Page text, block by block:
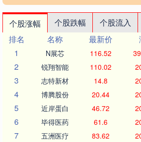
个股涨幅 个股跌幅 个股流入
排名
名称 最新价
1
N展芯 116.52
2 锐翔智能 110.02
3 志特新材 14.8
4 博腾股份 20.44
5 近岸蛋白 46.72
6 毕得医药 61.6
7 五洲医疗 83.62